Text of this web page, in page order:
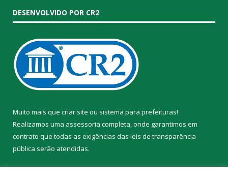
DESENVOLVIDO POR CR2
Muito mais que criar site ou sistema para prefeituras!
Realizamos uma assessoria completa, onde garantimos em
contrato que todas as exigências das leis de transparência
pública serão atendidas.